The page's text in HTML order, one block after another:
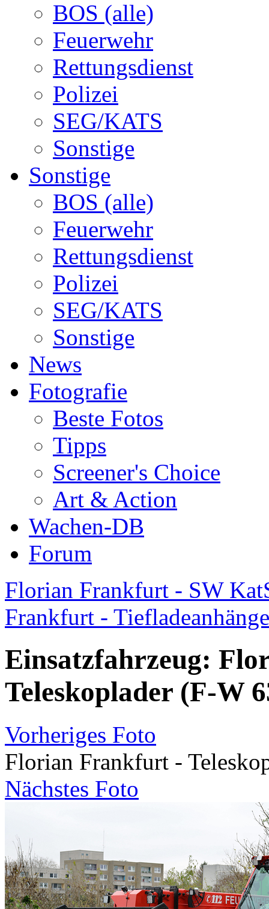
BOS (alle)
Feuerwehr
Rettungsdienst
Polizei
SEG/KATS
Sonstige
Sonstige
BOS (alle)
Feuerwehr
Rettungsdienst
Polizei
SEG/KATS
Sonstige
News
Fotografie
Beste Fotos
Tipps
Screener's Choice
Art & Action
Wachen-DB
Forum
Florian Frankfurt - SW
Frankfurt -
Einsatzfahrzeug:
Teleskoplader (F-W
Vorheriges Foto
Florian Frankfurt -
Nächstes Foto